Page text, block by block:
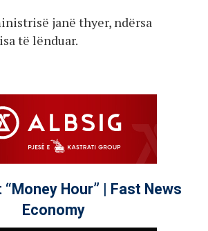
janë thyer, ndërsa
të lënduar.
Hour” | Fast News
Economy